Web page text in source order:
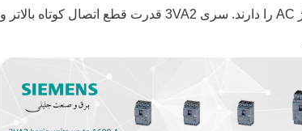
هستند و فقط قابلیت حفاظت از شبکه ها با ولتاژ AC را دارند. سری 3VA2 قدرت قطع اتصال کوتاه بالاتر و